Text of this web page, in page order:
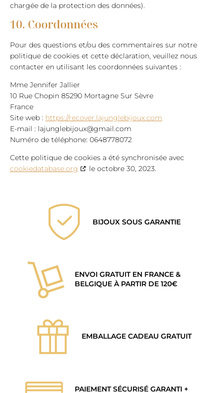
chargée de la protection des données).
10. Coordonnées
Pour des questions et/ou des commentaires sur notre
politique de cookies et cette déclaration, veuillez nous
contacter en utilisant les coordonnées suivantes :
Mme Jennifer Jallier
10 Rue Chopin 85290 Mortagne Sur Sèvre
France
Site web : https://recover.lajunglebijoux.com
E-mail : lajunglebijoux@gmail.com
Numéro de téléphone: 0648778072
Cette politique de cookies a été synchronisée avec
cookiedatabase.org
le octobre 30, 2023.
BIJOUX SOUS GARANTIE
ENVOI GRATUIT EN FRANCE &
BELGIQUE À PARTIR DE 120€
EMBALLAGE CADEAU GRATUIT
PAIEMENT SÉCURISÉ GARANTI +